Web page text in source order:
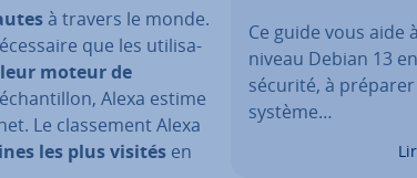
à travers le monde.
que les uti­li­sa­
moteur de
Alexa estime
Le clas­se­ment Alexa
les plus visités en
Ce guide vous aide
niveau Debian 13
sécurité, à
système…